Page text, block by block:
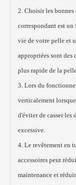
2. Choisir les
correspondant est
vie de votre pelle et
appropriées sont
plus rapide de la
3. Lors du
verticalement
d'éviter de casser les
excessive.
4. Le revêtement en
accessoires peut
maintenance et